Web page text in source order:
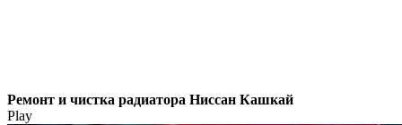
Ремонт и чистка радиатора Ниссан Кашкай
Play